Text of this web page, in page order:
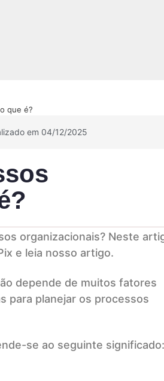
que é?
em 04/12/2025
organizacionais? Neste
e leia nosso artigo.
depende de muitos fatores
para planejar os processos
se ao seguinte significado: